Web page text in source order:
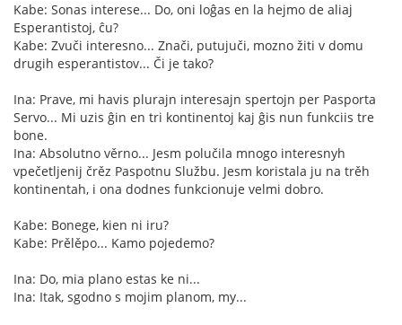
Kabe: Sonas interese... Do, oni loĝas en la hejmo de aliaj
Esperantistoj, ĉu?
Kabe: Zvuči interesno... Znači, putujuči, mozno žiti v domu
drugih esperantistov... Či je tako?
Ina: Prave, mi havis plurajn interesajn spertojn per Pasporta
Servo... Mi uzis ĝin en tri kontinentoj kaj ĝis nun funkciis tre
bone.
Ina: Absolutno věrno... Jesm polučila mnogo interesnyh
vpečetljenij črěz Paspotnu Službu. Jesm koristala ju na trěh
kontinentah, i ona dodnes funkcionuje velmi dobro.
Kabe: Bonege, kien ni iru?
Kabe: Prělěpo... Kamo pojedemo?
Ina: Do, mia plano estas ke ni...
Ina: Itak, sgodno s mojim planom, my...